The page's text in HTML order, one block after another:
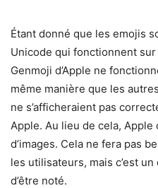
Étant donné que les emojis
Unicode qui fonctionnent
Genmoji d’Apple ne
même manière que les
ne s’afficheraient pas
Apple. Au lieu de cela,
d’images. Cela ne fera pas
les utilisateurs, mais c’est
d’être noté.